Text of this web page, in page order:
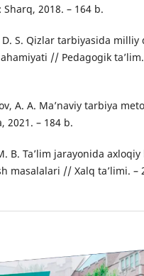
Sharq, 2018. – 164 b.
D. S. Qizlar tarbiyasida
// Pedagogik
A. A. Ma’naviy tarbiya
2021. – 184 b.
B. Ta’lim jarayonida
masalalari // Xalq ta’limi. –